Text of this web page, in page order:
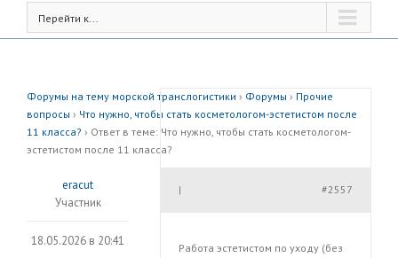
Перейти к...
Форумы на тему морской транслогистики › Форумы › Прочие
вопросы › Что нужно, чтобы стать косметологом-эстетистом после
11 класса? › Ответ в теме: Что нужно, чтобы стать косметологом-
эстетистом после 11 класса?
eracut
Участник
18.05.2026 в 20:41
#2557
|
Работа эстетистом по уходу (без